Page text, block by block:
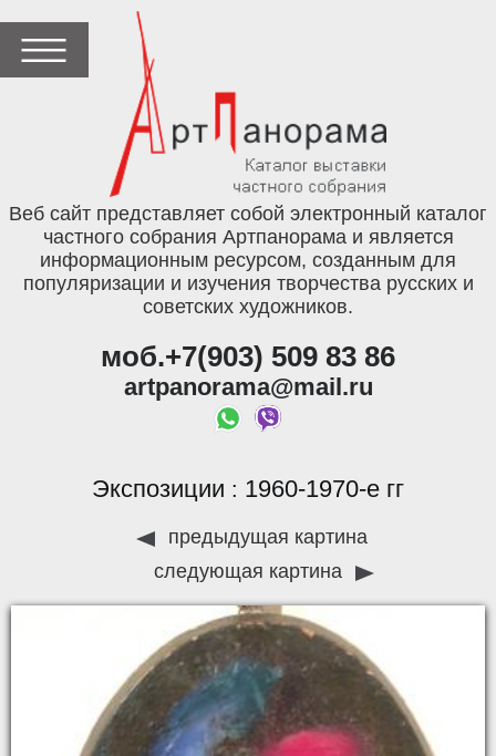
Веб сайт представляет собой электронный каталог
частного собрания Артпанорама и является
информационным ресурсом, созданным для
популяризации и изучения творчества русских и
советских художников.
моб.+7(903) 509 83 86
artpanorama@mail.ru
Экспозиции : 1960-1970-е гг
предыдущая картина
следующая картина